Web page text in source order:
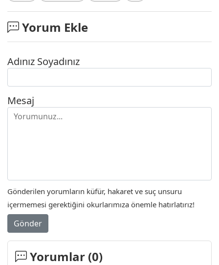
Yorum Ekle
Adınız Soyadınız
Mesaj
Gönderilen yorumların küfür, hakaret ve suç unsuru
içermemesi gerektiğini okurlarımıza önemle hatırlatırız!
Gönder
Yorumlar (0)